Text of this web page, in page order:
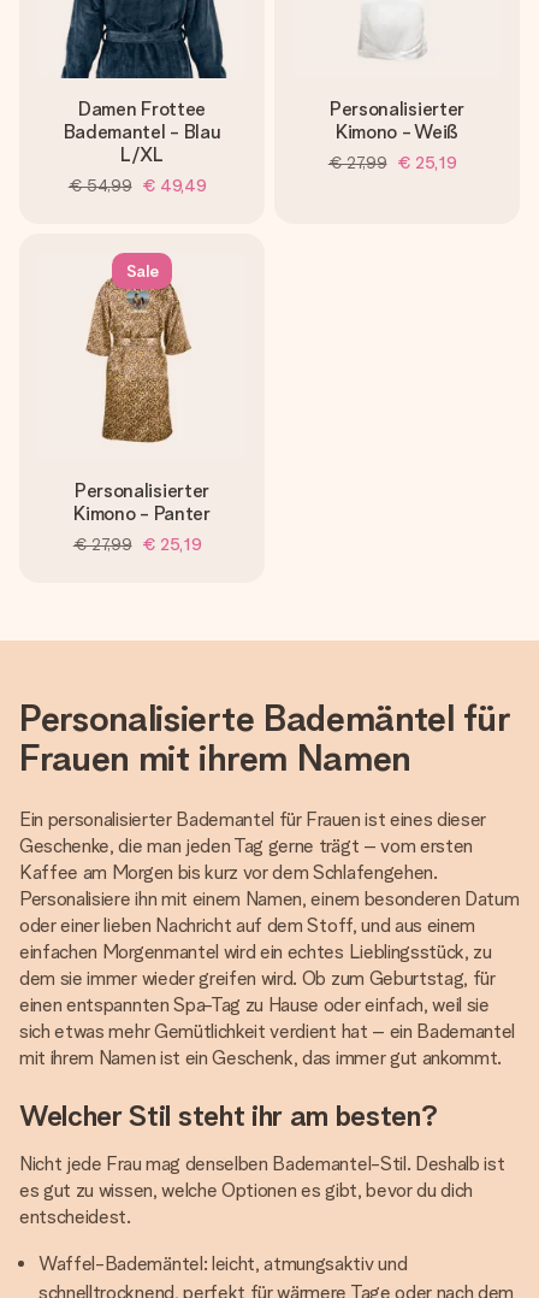
Damen Frottee
Bademantel - Blau
L/XL
€ 54,99 € 49,49
Personalisierter
Kimono - Weiß
€ 27,99 € 25,19
Sale
Personalisierter
Kimono - Panter
€ 27,99 € 25,19
Personalisierte Bademäntel für
Frauen mit ihrem Namen
Ein personalisierter Bademantel für Frauen ist eines dieser
Geschenke, die man jeden Tag gerne trägt – vom ersten
Kaffee am Morgen bis kurz vor dem Schlafengehen.
Personalisiere ihn mit einem Namen, einem besonderen Datum
oder einer lieben Nachricht auf dem Stoff, und aus einem
einfachen Morgenmantel wird ein echtes Lieblingsstück, zu
dem sie immer wieder greifen wird. Ob zum Geburtstag, für
einen entspannten Spa-Tag zu Hause oder einfach, weil sie
sich etwas mehr Gemütlichkeit verdient hat – ein Bademantel
mit ihrem Namen ist ein Geschenk, das immer gut ankommt.
Welcher Stil steht ihr am besten?
Nicht jede Frau mag denselben Bademantel-Stil. Deshalb ist
es gut zu wissen, welche Optionen es gibt, bevor du dich
entscheidest.
Waffel-Bademäntel: leicht, atmungsaktiv und
schnelltrocknend, perfekt für wärmere Tage oder nach dem